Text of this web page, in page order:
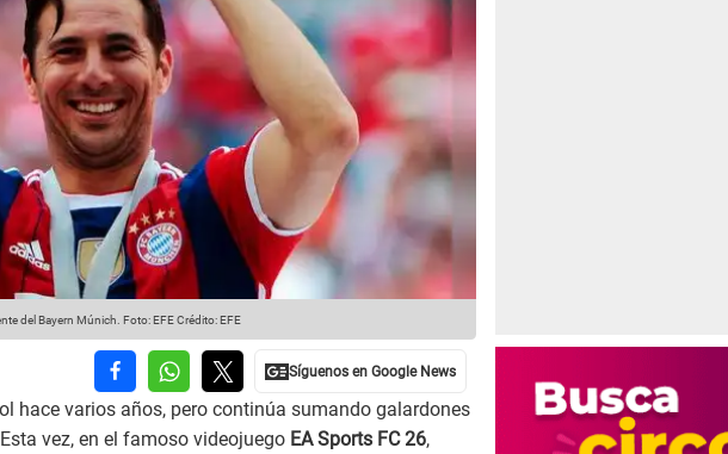
del Bayern Múnich. Foto: EFECrédito: EFE
hace varios años, pero continúa sumando galardones
vez, en el famoso videojuego EA Sports FC 26,